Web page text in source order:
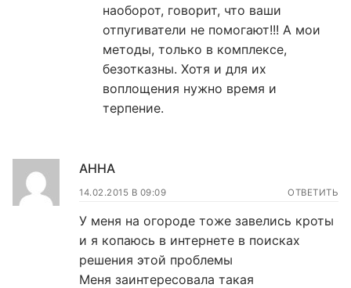
наоборот, говорит, что ваши
отпугиватели не помогают!!! А мои
методы, только в комплексе,
безотказны. Хотя и для их
воплощения нужно время и
терпение.
АННА
14.02.2015 В 09:09 ОТВЕТИТЬ
У меня на огороде тоже завелись кроты
и я копаюсь в интернете в поисках
решения этой проблемы
Меня заинтересовала такая